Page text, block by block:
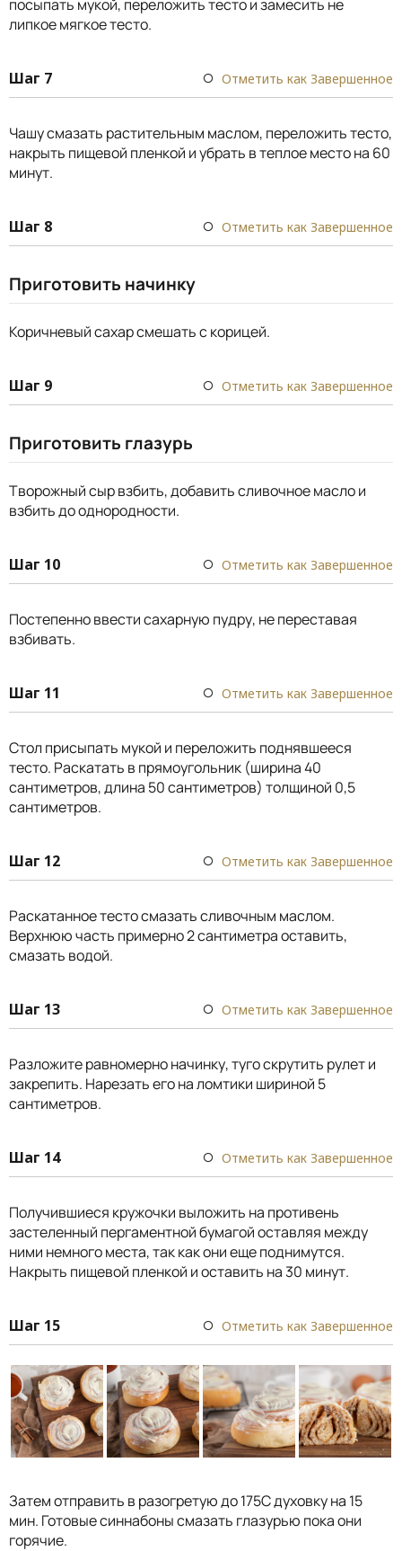
посыпать мукой, переложить тесто и замесить не
липкое мягкое тесто.
Шаг 7 Отметить как Завершенное
Чашу смазать растительным маслом, переложить тесто,
накрыть пищевой пленкой и убрать в теплое место на 60
минут.
Шаг 8 Отметить как Завершенное
Приготовить начинку
Коричневый сахар смешать с корицей.
Шаг 9 Отметить как Завершенное
Приготовить глазурь
Творожный сыр взбить, добавить сливочное масло и
взбить до однородности.
Шаг 10 Отметить как Завершенное
Постепенно ввести сахарную пудру, не переставая
взбивать.
Шаг 11 Отметить как Завершенное
Стол присыпать мукой и переложить поднявшееся
тесто. Раскатать в прямоугольник (ширина 40
сантиметров, длина 50 сантиметров) толщиной 0,5
сантиметров.
Шаг 12 Отметить как Завершенное
Раскатанное тесто смазать сливочным маслом.
Верхнюю часть примерно 2 сантиметра оставить,
смазать водой.
Шаг 13 Отметить как Завершенное
Разложите равномерно начинку, туго скрутить рулет и
закрепить. Нарезать его на ломтики шириной 5
сантиметров.
Шаг 14 Отметить как Завершенное
Получившиеся кружочки выложить на противень
застеленный пергаментной бумагой оставляя между
ними немного места, так как они еще поднимутся.
Накрыть пищевой пленкой и оставить на 30 минут.
Шаг 15 Отметить как Завершенное
Затем отправить в разогретую до 175С духовку на 15
мин. Готовые синнабоны смазать глазурью пока они
горячие.